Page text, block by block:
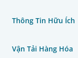
Thông Tin Hữu Ích
Vận Tải Hàng Hóa